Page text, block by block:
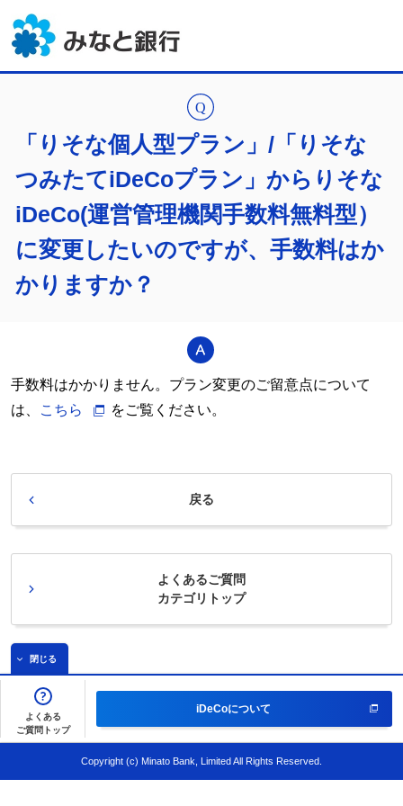
「りそな個人型プラン」/「りそな
つみたてiDeCoプラン」からりそな
iDeCo(運営管理機関手数料無料型）
に変更したいのですが、手数料はか
かりますか？
手数料はかかりません。プラン変更のご留意点について
は、
こちら をご覧ください。
戻る
よくあるご質問
カテゴリトップ
閉じる
よくある
ご質問トップ
iDeCoについて
Copyright (c) Minato Bank, Limited All Rights Reserved.